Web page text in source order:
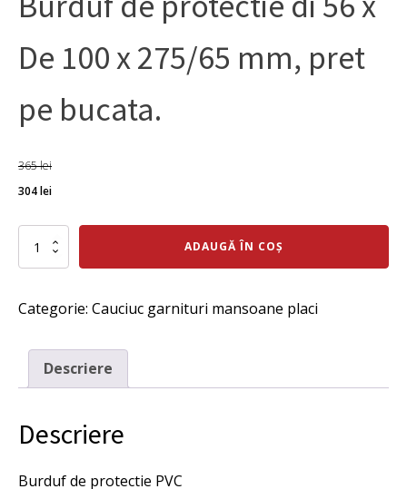
De 100 x 275/65 mm, pret
pe bucata.
365lei
Prețul
fost:
365 lei.
304leiPrețul
este:
304 lei.
Cantitate
di
mm,
pret
bucata.
ADAUGĂ ÎN COȘ
Categorie: Cauciuc garnituri mansoane placi
Descriere
Descriere
Burduf de protectie PVC